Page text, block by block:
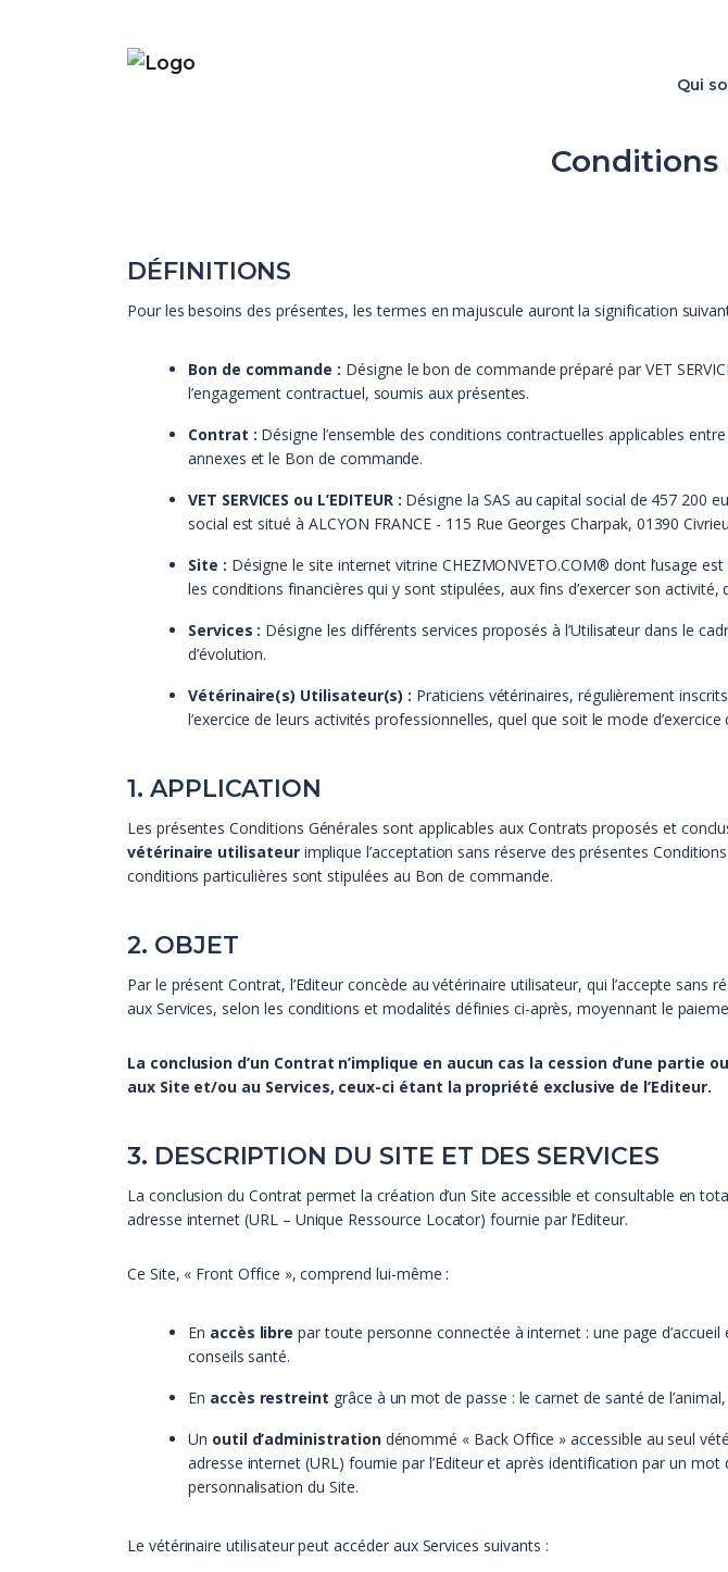
Qui
DÉFINITIONS
Pour les besoins des présentes, les termes en majuscule auront la signification
Bon de commande : Désigne le bon de commande préparé par VET
l’engagement contractuel, soumis aux présentes.
Contrat : Désigne l’ensemble des conditions contractuelles applicables
annexes et le Bon de commande.
VET SERVICES ou L’EDITEUR : Désigne la SAS au capital social de 457 200
social est situé à ALCYON FRANCE - 115 Rue Georges Charpak, 01390
Site : Désigne le site internet vitrine CHEZMONVETO.COM® dont l’usage
les conditions financières qui y sont stipulées, aux fins d’exercer son
Services : Désigne les différents services proposés à l’Utilisateur dans le
d’évolution.
Vétérinaire(s) Utilisateur(s) : Praticiens vétérinaires, régulièrement
l’exercice de leurs activités professionnelles, quel que soit le mode d’exercice
1. APPLICATION
Les présentes Conditions Générales sont applicables aux Contrats proposés et
vétérinaire utilisateurimplique l’acceptation sans réserve des présentes
conditions particulières sont stipulées au Bon de commande.
2. OBJET
Par le présent Contrat, l’Editeur concède au vétérinaire utilisateur, qui l’accepte sans
aux Services, selon les conditions et modalités définies ci-après, moyennant le
La conclusion d’un Contrat n’implique en aucun cas la cession d’une
aux Site et/ou au Services, ceux-ci étant la propriété exclusive de l’Editeur.
3. DESCRIPTION DU SITE ET DES SERVICES
La conclusion du Contrat permet la création d’un Site accessible et consultable en
adresse internet (URL – Unique Ressource Locator) fournie par l’Editeur.
Ce Site, « Front Office », comprend lui-même :
En accès libre par toute personne connectée à internet : une page
conseils santé.
En accès restreint grâce à un mot de passe : le carnet de santé de
Un outil d’administrationdénommé « Back Office » accessible au seul
adresse internet (URL) fournie par l’Editeur et après identification par un
personnalisation du Site.
Le vétérinaire utilisateur peut accéder aux Services suivants :